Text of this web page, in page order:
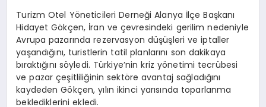
Turizm Otel Yöneticileri Derneği Alanya İlçe Başkanı
Hidayet Gökçen, İran ve çevresindeki gerilim nedeniyle
Avrupa pazarında rezervasyon düşüşleri ve iptaller
yaşandığını, turistlerin tatil planlarını son dakikaya
bıraktığını söyledi. Türkiye’nin kriz yönetimi tecrübesi
ve pazar çeşitliliğinin sektöre avantaj sağladığını
kaydeden Gökçen, yılın ikinci yarısında toparlanma
beklediklerini ekledi.